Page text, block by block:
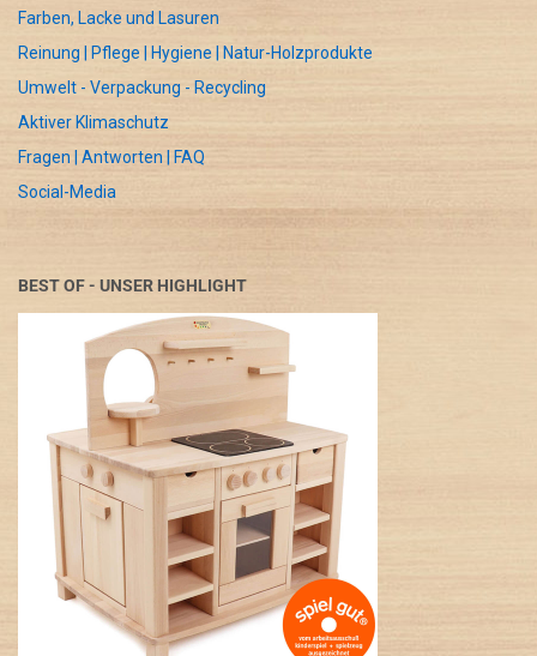
Farben, Lacke und Lasuren
Reinung | Pflege | Hygiene | Natur-Holzprodukte
Umwelt - Verpackung - Recycling
Aktiver Klimaschutz
Fragen | Antworten | FAQ
Social-Media
BEST OF - UNSER HIGHLIGHT